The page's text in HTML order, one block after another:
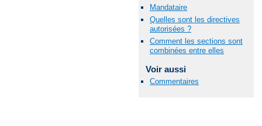
Mandataire
Quelles sont les directives
autorisées ?
Comment les sections sont
combinées entre elles
Voir aussi
Commentaires